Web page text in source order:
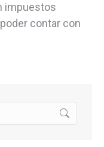
impuestos
contar con